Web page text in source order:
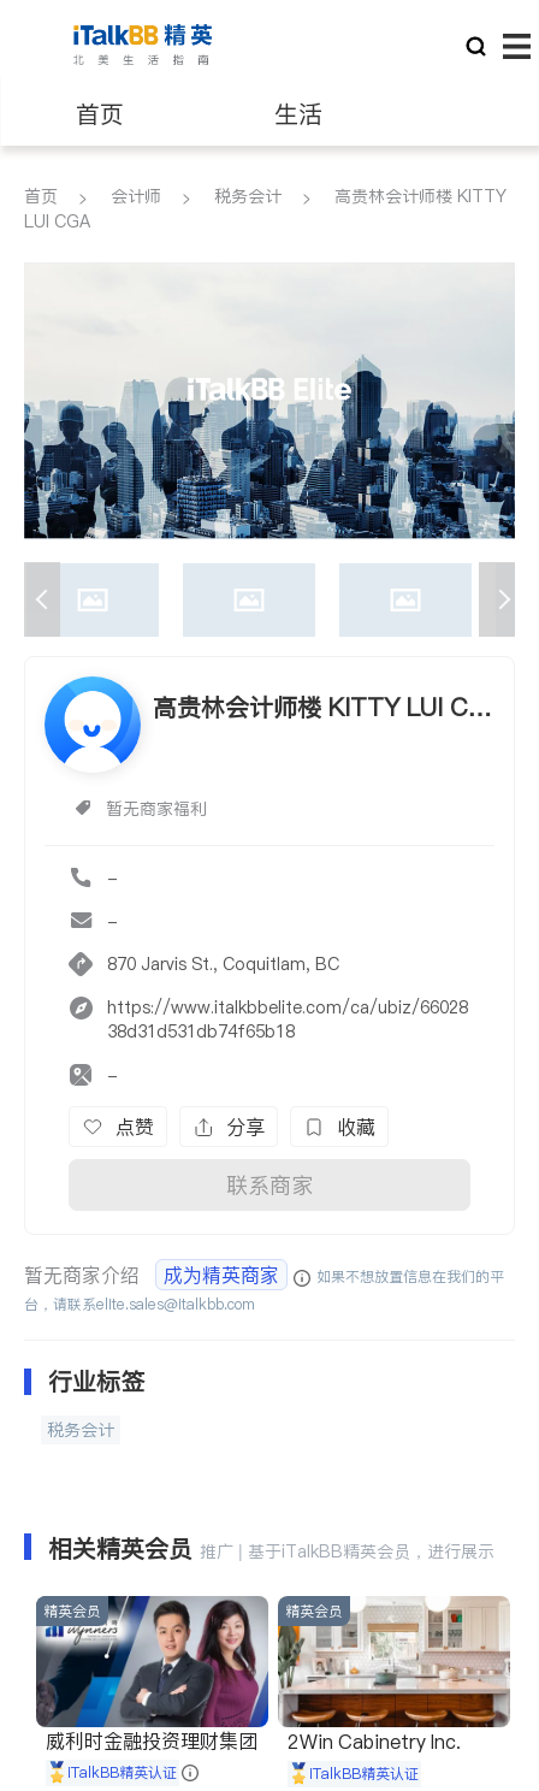
首页 生活
医生 律师
建筑装修
首页 会计师 税务会计
高贵林会计师楼 KITTY
LUI CGA
高贵林会计师楼 KITTY LUI CG
暂无商家福利
-
-
870 Jarvis St., Coquitlam, BC
https://www.italkbbelite.com/ca/ubiz/66028
38d31d531db74f65b18
-
点赞 分享 收藏
联系商家
暂无商家介绍 成为精英商家
如果不想放置信息在我们的平
台，请联系elite.sales@italkbb.com
行业标签
税务会计
相关精英会员 推广 | 基于iTalkBB精英会员，进行展示
精英会员
威利时金融投资理财集团
iTalkBB精英认证
精英会员
2Win Cabinetry Inc.
iTalkBB精英认证